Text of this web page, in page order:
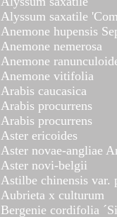
Alyssum saxatile
Anemone hupensis
Anemone nemerosa
Anemone
Anemone vitifolia
Arabis caucasica
Arabis procurrens
Arabis procurrens
Aster ericoides
Aster novae-angliae
Aster novi-belgii
Astilbe chinensis var.
Aubrieta x culturum
Bergenie cordifolia